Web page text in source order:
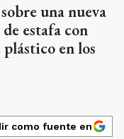
una nueva
estafa con
en los
como fuente en